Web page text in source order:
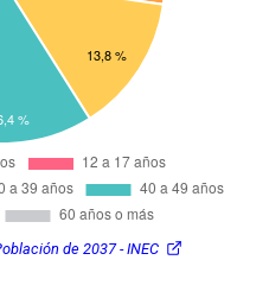
de 2037 - INEC